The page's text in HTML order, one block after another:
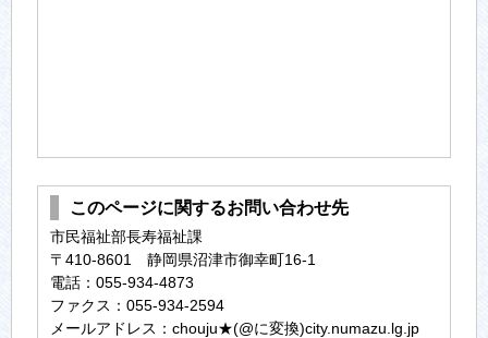
このページに関するお問い合わせ先
市民福祉部長寿福祉課
〒410-8601 静岡県沼津市御幸町16-1
電話：055-934-4873
ファクス：055-934-2594
メールアドレス：chouju★(@に変換)city.numazu.lg.jp